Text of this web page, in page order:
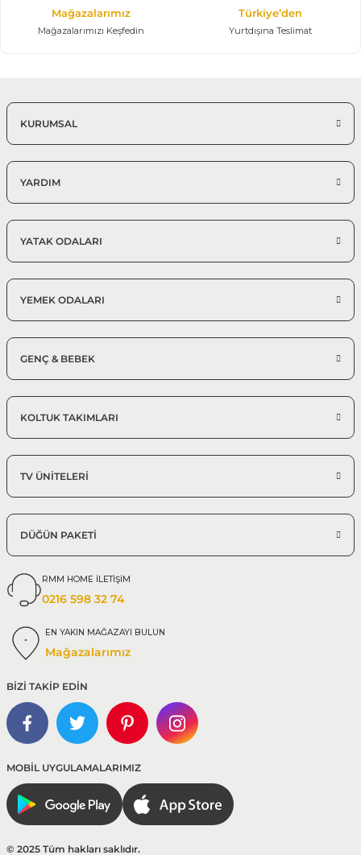
Mağazalarımız
Mağazalarımızı Keşfedin
Türkiye’den
Yurtdışına Teslimat
KURUMSAL
YARDIM
YATAK ODALARI
YEMEK ODALARI
GENÇ & BEBEK
KOLTUK TAKIMLARI
TV ÜNİTELERİ
DÜĞÜN PAKETİ
RMM HOME İLETİŞİM
0216 598 32 74
EN YAKIN MAĞAZAYI BULUN
Mağazalarımız
BİZİ TAKİP EDİN
MOBİL UYGULAMALARIMIZ
© 2025 Tüm hakları saklıdır.